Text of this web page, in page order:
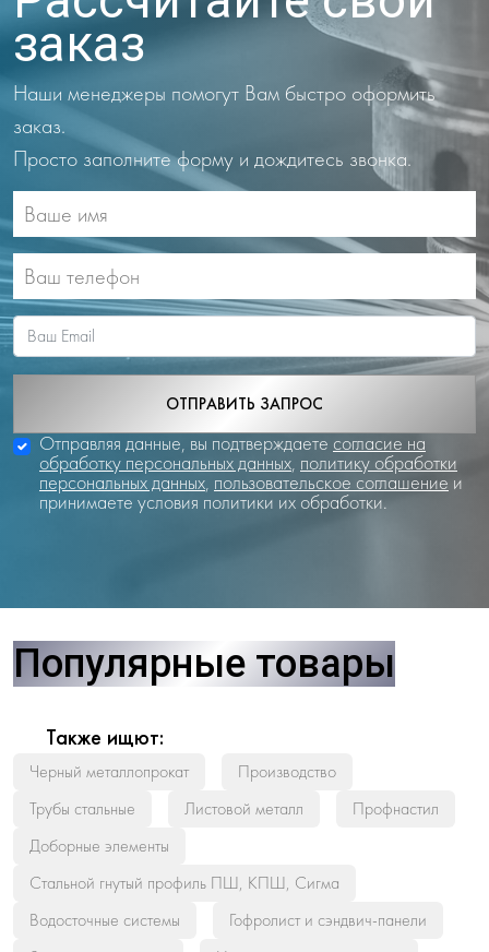
заказ
Наши менеджеры помогут Вам быстро оформить
заказ.
Просто заполните форму и дождитесь звонка.
ОТПРАВИТЬ ЗАПРОС
Отправляя данные, вы подтверждаете согласие на
обработку персональных данных, политику обработки
персональных данных, пользовательское соглашение и
принимаете условия политики их обработки.
Популярные товары
Также ищют:
Черный металлопрокат
Производство
Трубы стальные
Листовой металл
Профнастил
Доборные элементы
Стальной гнутый профиль ПШ, КПШ, Сигма
Водосточные системы
Гофролист и сэндвич-панели